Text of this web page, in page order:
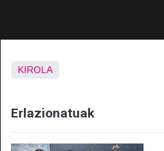
KIROLA
Erlazionatuak